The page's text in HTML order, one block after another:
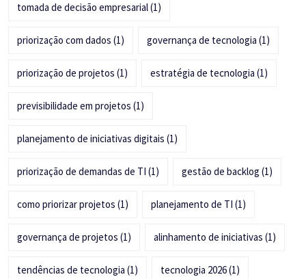
tomada de decisão empresarial(1)
priorização com dados (1) governança de tecnologia (1)
priorização de projetos (1) estratégia de tecnologia (1)
previsibilidade em projetos (1)
planejamento de iniciativas digitais (1)
priorização de demandas de TI (1) gestão de backlog (1)
como priorizar projetos (1) planejamento de TI (1)
governança de projetos (1) alinhamento de iniciativas (1)
tendências de tecnologia (1) tecnologia 2026(1)